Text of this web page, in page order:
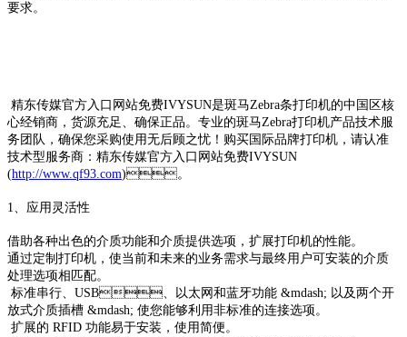
要求。
精东传媒官方入口网站免费IVYSUN是斑马Zebra条打印机的中国区核
心经销商，货源充足、确保正品。专业的斑马Zebra打印机产品技术服
务团队，确保您采购使用无后顾之忧！购买国际品牌打印机，请认准
技术型服务商：精东传媒官方入口网站免费IVYSUN
(http://www.qf93.com)。
1、应用灵活性
借助各种出色的介质功能和介质提供选项，扩展打印机的性能。
通过定制打印机，使当前和未来的业务需求与最终用户可安装的介质
处理选项相匹配。
标准串行、USB、以太网和蓝牙功能 &mdash; 以及两个开
放式介质插槽 &mdash; 使您能够利用非标准的连接选项。
扩展的 RFID 功能易于安装，使用简便。